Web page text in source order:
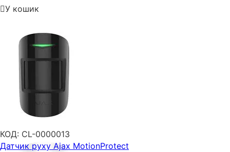
У кошик
КОД: CL-0000013
Датчик руху Ajax MotionProtect